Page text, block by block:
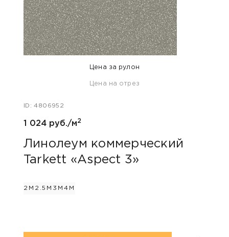
Цена за рулон
Цена на отрез
ID: 4806952
1 024 руб./м2
Линолеум коммерческий
Tarkett «Aspect 3»
2М 2.5М 3М 4М